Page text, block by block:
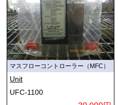
マスフローコントローラー（MFC）
Unit
UFC-1100